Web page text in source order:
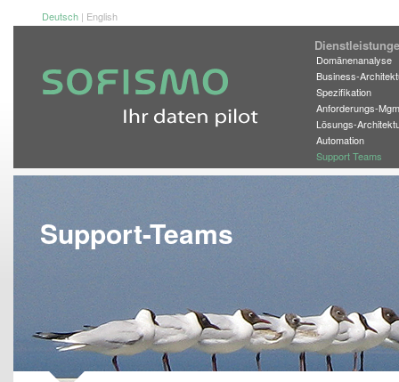
Deutsch | English
Domänenanalyse
Business-
Spezifikation
Anforderungs-
Lösungs-
Automation
Support Teams
Support-Teams